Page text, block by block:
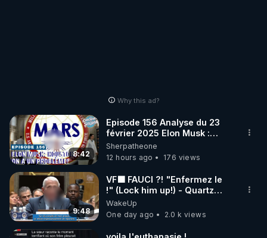
Why this ad?
8:42
Episode 156 Analyse du 23
février 2025 Elon Musk :
Houston , on a un problème !
Sherpatheone
12 hours ago
176 views
9:48
VF🟩 FAUCI ?! "Enfermez le
!" (Lock him up!) - Quartz
Traduction
WakeUp
One day ago
2.0 k views